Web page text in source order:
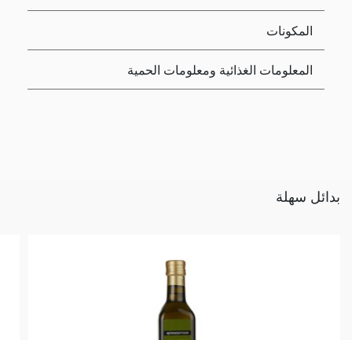
المكونات
المعلومات الغذائية ومعلومات الحمية
بدائل سهلة